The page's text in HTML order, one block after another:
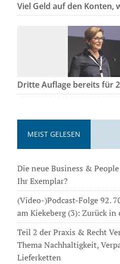
Viel Geld auf den Konten,
Dritte Auflage bereits für
MEIST GELESEN
Die neue Business &
Ihr Exemplar?
(Video-)Podcast-Folge 92.
am Kiekeberg (3): Zurück in
Teil 2 der Praxis & Recht
Thema Nachhaltigkeit,
Lieferketten